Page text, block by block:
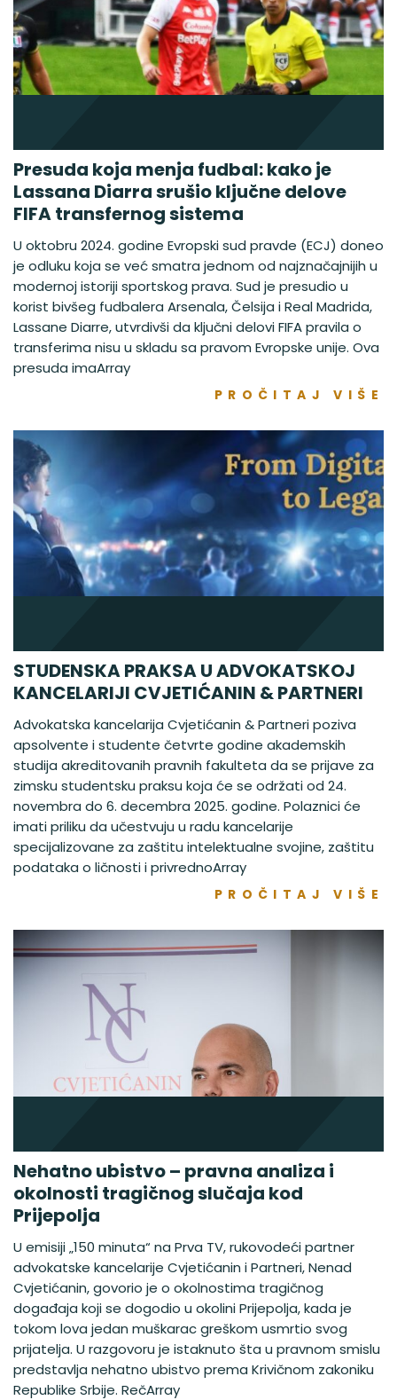
Presuda koja menja fudbal: kako je
Lassana Diarra srušio ključne delove
FIFA transfernog sistema
U oktobru 2024. godine Evropski sud pravde (ECJ) doneo
je odluku koja se već smatra jednom od najznačajnijih u
modernoj istoriji sportskog prava. Sud je presudio u
korist bivšeg fudbalera Arsenala, Čelsija i Real Madrida,
Lassane Diarre, utvrdivši da ključni delovi FIFA pravila o
transferima nisu u skladu sa pravom Evropske unije. Ova
presuda imaArray
PROČITAJ VIŠE
STUDENSKA PRAKSA U ADVOKATSKOJ
KANCELARIJI CVJETIĆANIN & PARTNERI
Advokatska kancelarija Cvjetićanin & Partneri poziva
apsolvente i studente četvrte godine akademskih
studija akreditovanih pravnih fakulteta da se prijave za
zimsku studentsku praksu koja će se održati od 24.
novembra do 6. decembra 2025. godine. Polaznici će
imati priliku da učestvuju u radu kancelarije
specijalizovane za zaštitu intelektualne svojine, zaštitu
podataka o ličnosti i privrednoArray
PROČITAJ VIŠE
Nehatno ubistvo – pravna analiza i
okolnosti tragičnog slučaja kod
Prijepolja
U emisiji „150 minuta“ na Prva TV, rukovodeći partner
advokatske kancelarije Cvjetićanin i Partneri, Nenad
Cvjetićanin, govorio je o okolnostima tragičnog
događaja koji se dogodio u okolini Prijepolja, kada je
tokom lova jedan muškarac greškom usmrtio svog
prijatelja. U razgovoru je istaknuto šta u pravnom smislu
predstavlja nehatno ubistvo prema Krivičnom zakoniku
Republike Srbije. RečArray